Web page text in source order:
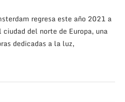
regresa este año 2021 a
del norte de Europa, una
dedicadas a la luz,